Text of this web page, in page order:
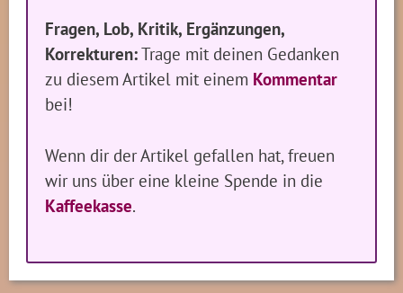
Fragen, Lob, Kritik, Ergänzungen,
Korrekturen:Trage mit deinen Gedanken
zu diesem Artikel mit einem Kommentar
bei!
Wenn dir der Artikel gefallen hat, freuen
wir uns über eine kleine Spende in die
Kaffeekasse.